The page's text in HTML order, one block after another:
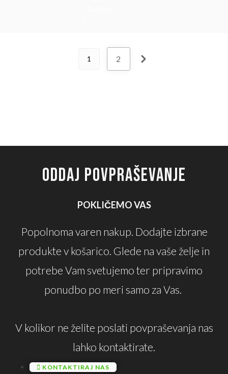
1 2
ODDAJ POVPRAŠEVANJE
POKLIČEMO VAS
Popolnoma varen nakup. Dodajte izbrane
produkte v košarico. Glede na vaše želje in
potrebe Vam svetujemo ter pripravimo
ponudbo po meri samo za Vas.
V kolikor ne želite poslati povpraševanja nas
lahko kontaktirate.
KONTAKTIRAJ NAS